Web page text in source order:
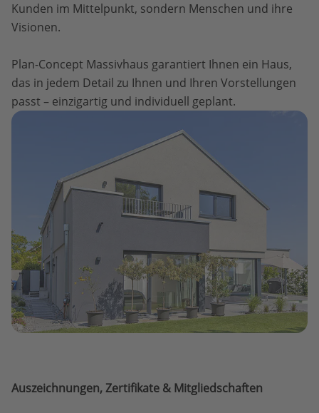
Kunden im Mittelpunkt, sondern Menschen und ihre
Visionen.
Plan-Concept Massivhaus garantiert Ihnen ein Haus,
das in jedem Detail zu Ihnen und Ihren Vorstellungen
passt – einzigartig und individuell geplant.
Auszeichnungen, Zertifikate & Mitgliedschaften